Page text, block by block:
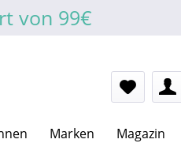
von 99€
Marken Magazin